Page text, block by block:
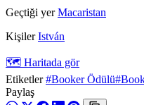
Geçtiği yer Macaristan
Kişiler István
🗺️ Haritada gör
Etiketler #Booker Ödülü
Paylaş